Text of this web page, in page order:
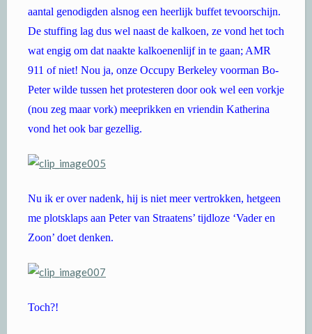
aantal genodigden alsnog een heerlijk buffet tevoorschijn.
De stuffing lag dus wel naast de kalkoen, ze vond het toch
wat engig om dat naakte kalkoenenlijf in te gaan; AMR
911 of niet! Nou ja, onze Occupy Berkeley voorman Bo-
Peter wilde tussen het protesteren door ook wel een vorkje
(nou zeg maar vork) meeprikken en vriendin Katherina
vond het ook bar gezellig.
Nu ik er over nadenk, hij is niet meer vertrokken, hetgeen
me plotsklaps aan Peter van Straatens’ tijdloze ‘Vader en
Zoon’ doet denken.
Toch?!